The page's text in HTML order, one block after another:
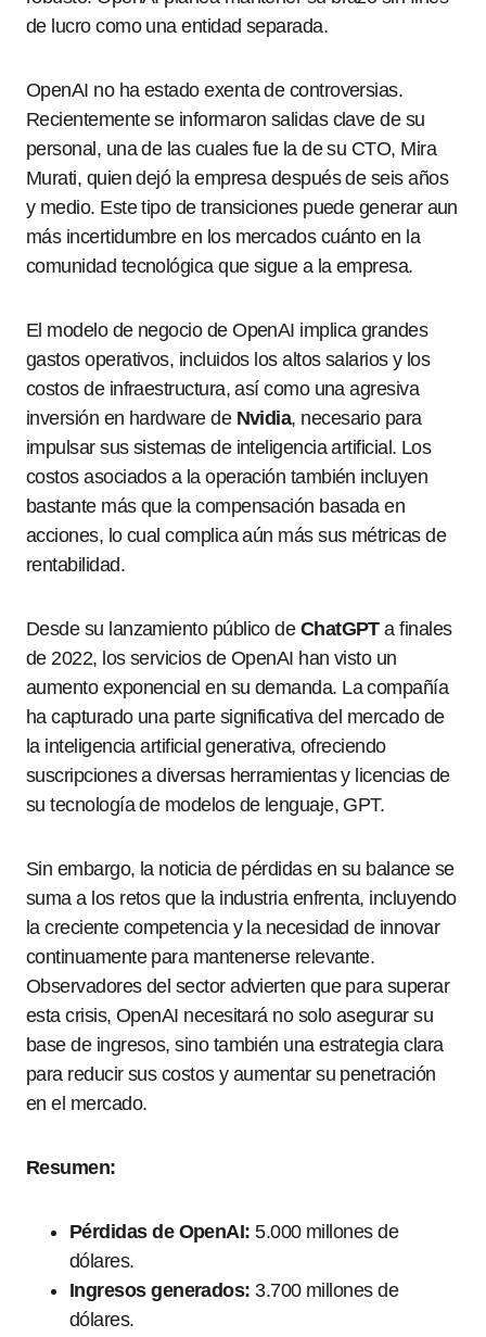
de lucro como una entidad separada.
OpenAI no ha estado exenta de controversias.
Recientemente se informaron salidas clave de su
personal, una de las cuales fue la de su CTO, Mira
Murati, quien dejó la empresa después de seis años
y medio. Este tipo de transiciones puede generar aun
más incertidumbre en los mercados cuánto en la
comunidad tecnológica que sigue a la empresa.
El modelo de negocio de OpenAI implica grandes
gastos operativos, incluidos los altos salarios y los
costos de infraestructura, así como una agresiva
inversión en hardware de Nvidia, necesario para
impulsar sus sistemas de inteligencia artificial. Los
costos asociados a la operación también incluyen
bastante más que la compensación basada en
acciones, lo cual complica aún más sus métricas de
rentabilidad.
Desde su lanzamiento público de ChatGPTa finales
de 2022, los servicios de OpenAI han visto un
aumento exponencial en su demanda. La compañía
ha capturado una parte significativa del mercado de
la inteligencia artificial generativa, ofreciendo
suscripciones a diversas herramientas y licencias de
su tecnología de modelos de lenguaje, GPT.
Sin embargo, la noticia de pérdidas en su balance se
suma a los retos que la industria enfrenta, incluyendo
la creciente competencia y la necesidad de innovar
continuamente para mantenerse relevante.
Observadores del sector advierten que para superar
esta crisis, OpenAI necesitará no solo asegurar su
base de ingresos, sino también una estrategia clara
para reducir sus costos y aumentar su penetración
en el mercado.
Resumen:
Pérdidas de OpenAI: 5.000 millones de
dólares.
Ingresos generados: 3.700 millones de
dólares.